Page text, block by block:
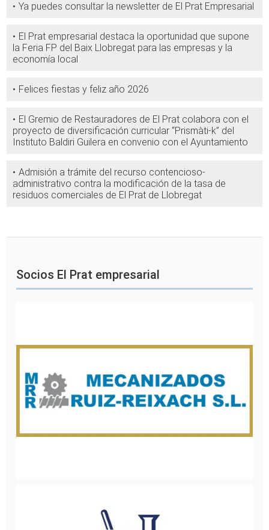
Ya puedes consultar la newsletter de El Prat Empresarial
El Prat empresarial destaca la oportunidad que supone
la Feria FP del Baix Llobregat para las empresas y la
economía local
Felices fiestas y feliz año 2026
El Gremio de Restauradores de El Prat colabora con el
proyecto de diversificación curricular “Prismàti-k” del
Instituto Baldiri Guilera en convenio con el Ayuntamiento
Admisión a trámite del recurso contencioso-
administrativo contra la modificación de la tasa de
residuos comerciales de El Prat de Llobregat
Socios El Prat empresarial